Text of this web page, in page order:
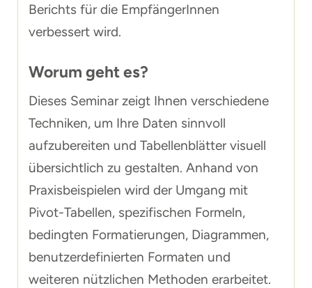
Berichts für die EmpfängerInnen
verbessert wird.
Worum geht es?
Dieses Seminar zeigt Ihnen verschiedene
Techniken, um Ihre Daten sinnvoll
aufzubereiten und Tabellenblätter visuell
übersichtlich zu gestalten. Anhand von
Praxisbeispielen wird der Umgang mit
Pivot-Tabellen, spezifischen Formeln,
bedingten Formatierungen, Diagrammen,
benutzerdefinierten Formaten und
weiteren nützlichen Methoden erarbeitet.